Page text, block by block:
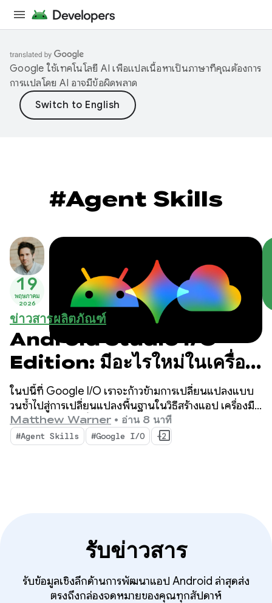
Google ใช้เทคโนโลยี AI เพื่อแปลเนื้อหาเป็นภาษาที่คุณต้องการ
การแปลโดย AI อาจมีข้อผิดพลาด
#Agent Skills
19
พฤษภาคม
2026
ข่าวสารผลิตภัณฑ์
Android Studio I/O
Edition: มีอะไรใหม่ในเครื่อง
มือสำหรับนักพัฒนาแอป
Android
ในปีนี้ที่ Google I/O เราจะก้าวข้ามการเปลี่ยนแปลงแบบ
วนซ้ำไปสู่การเปลี่ยนแปลงพื้นฐานในวิธีสร้างแอป เครื่องมือ
ล่าสุดของเราสร้างขึ้นสำหรับยุคที่เป็น Agent โดยมีฟีเจอร์ที่
ช่วยเพิ่มประสิทธิภาพการทำงานให้คุณในฐานะนักพัฒนา
แอป Android และเพิ่มประสิทธิภาพ AI Agent ที่คุณทำให้
Matthew Warner • อ่าน 8 นาที
#Agent Skills #Google I/O +2
รับข่าวสาร
รับข้อมูลเชิงลึกด้านการพัฒนาแอป Android ล่าสุดส่ง
ตรงถึงกล่องจดหมายของคุณทุกสัปดาห์